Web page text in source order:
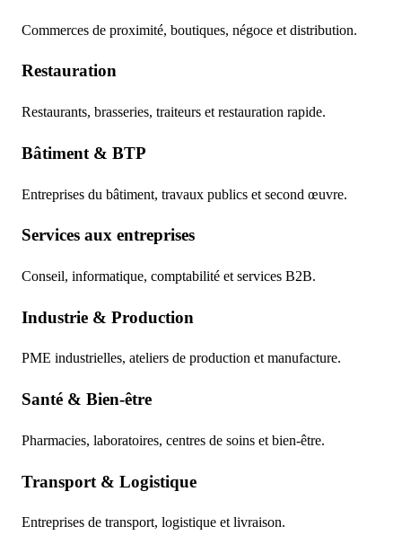
Commerces de proximité, boutiques, négoce et distribution.
Restauration
Restaurants, brasseries, traiteurs et restauration rapide.
Bâtiment & BTP
Entreprises du bâtiment, travaux publics et second œuvre.
Services aux entreprises
Conseil, informatique, comptabilité et services B2B.
Industrie & Production
PME industrielles, ateliers de production et manufacture.
Santé & Bien-être
Pharmacies, laboratoires, centres de soins et bien-être.
Transport & Logistique
Entreprises de transport, logistique et livraison.